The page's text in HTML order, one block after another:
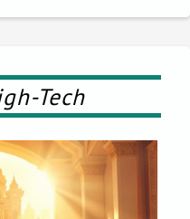
Tech